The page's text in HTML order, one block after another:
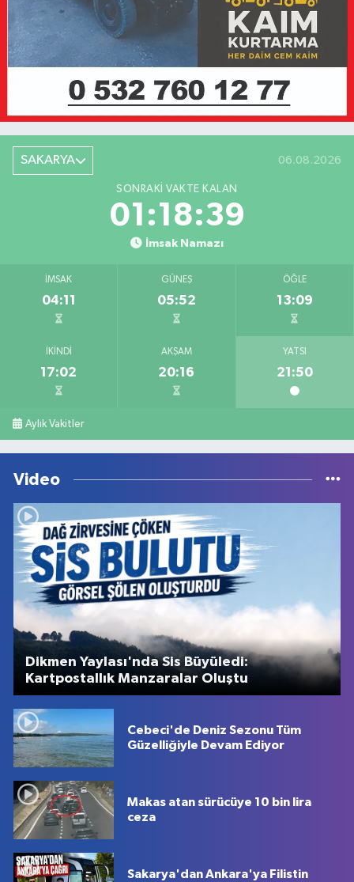
SAKARYA 06.08.2026
SONRAKI VAKTE KALAN
01:18:39
İmsak Namazı
İMSAK
04:11
GÜNEŞ
05:52
ÖĞLE
13:09
İKINDI
17:02
AKŞAM
20:16
YATSI
21:50
Aylık Vakitler
Video
Dikmen Yaylası'nda Sis Büyüledi:
Kartpostallık Manzaralar Oluştu
Cebeci'de Deniz Sezonu Tüm
Güzelliğiyle Devam Ediyor
Makas atan sürücüye 10 bin lira
ceza
Sakarya'dan Ankara'ya Filistin